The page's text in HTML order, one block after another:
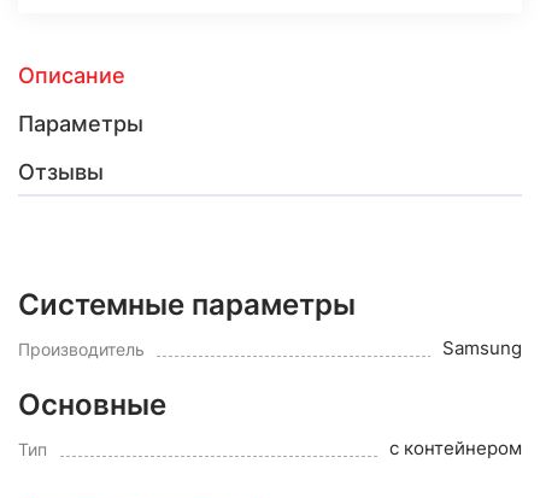
Описание
Параметры
Отзывы
Системные параметры
Производитель Samsung
Основные
Тип с контейнером